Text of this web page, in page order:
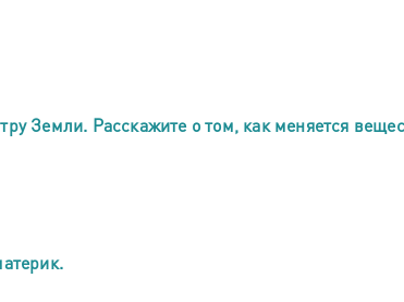
Земли. Расскажите о том, как меняется